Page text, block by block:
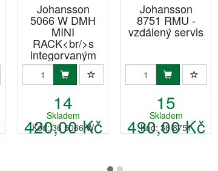
Johansson
5066 W DMH
MINI
RACK<br/>s
integorvaným
ventilátorem
14
420,00 Kč
Skladem
Kód: 36 5066 W
Johansson
8751 RMU -
vzdálený servis
15
490,00 Kč
Skladem
Kód: 36 8751